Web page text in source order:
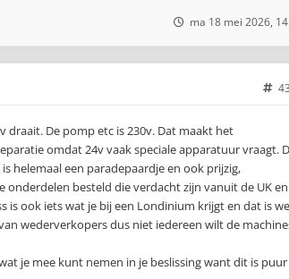
ma 18 mei 2026,
draait. De pomp etc is 230v. Dat maakt het
omdat 24v vaak speciale apparatuur vraagt.
helemaal een paradepaardje en ook prijzig,
onderdelen besteld die verdacht zijn vanuit de UK en
is ook iets wat je bij een Londinium krijgt en dat is
wederverkopers dus niet iedereen wilt de
je mee kunt nemen in je beslissing want dit is puur